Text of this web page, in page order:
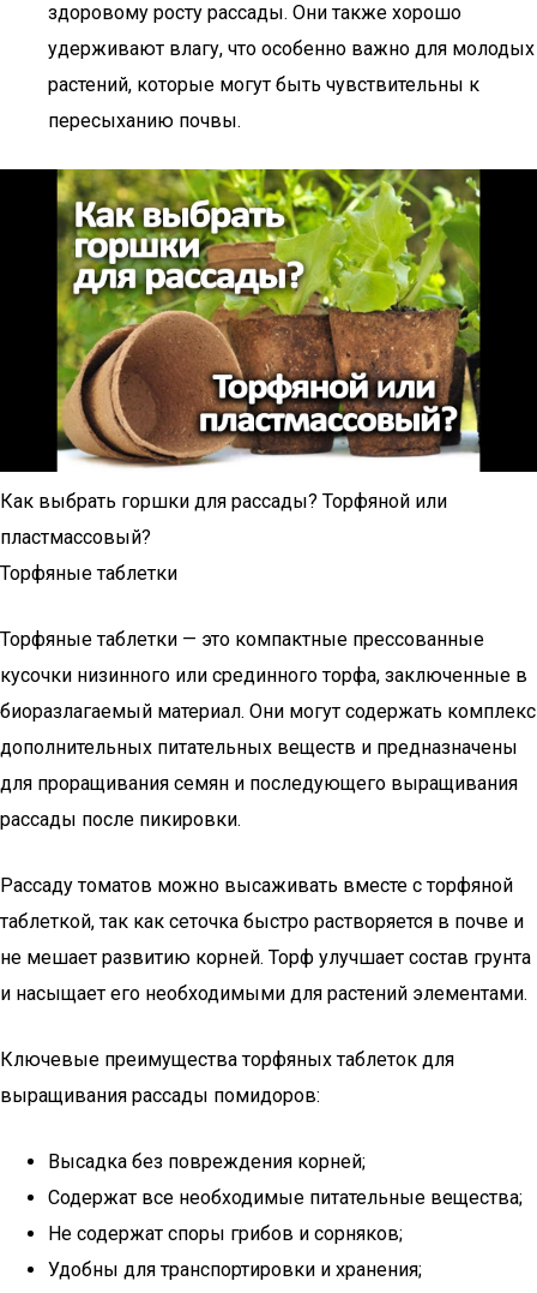
здоровому росту рассады. Они также хорошо
удерживают влагу, что особенно важно для молодых
растений, которые могут быть чувствительны к
пересыханию почвы.
Как выбрать горшки для рассады? Торфяной или
пластмассовый?
Торфяные таблетки
Торфяные таблетки — это компактные прессованные
кусочки низинного или срединного торфа, заключенные в
биоразлагаемый материал. Они могут содержать комплекс
дополнительных питательных веществ и предназначены
для проращивания семян и последующего выращивания
рассады после пикировки.
Рассаду томатов можно высаживать вместе с торфяной
таблеткой, так как сеточка быстро растворяется в почве и
не мешает развитию корней. Торф улучшает состав грунта
и насыщает его необходимыми для растений элементами.
Ключевые преимущества торфяных таблеток для
выращивания рассады помидоров:
Высадка без повреждения корней;
Содержат все необходимые питательные вещества;
Не содержат споры грибов и сорняков;
Удобны для транспортировки и хранения;